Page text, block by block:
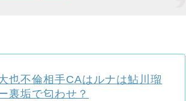
也不倫相手CAはルナは鮎川瑠
裏垢で匂わせ？